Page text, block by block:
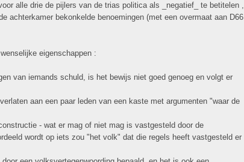
alle drie de pijlers van de trias politica als _negatief_ te betitelen ,
achterkamer bekonkelde benoemingen (met een overmaat aan D66
eigenschappen :
van iemands schuld, is het bewijs niet goed genoeg en volgt er
aan een paar leden van een kaste met argumenten "waar de
- wat er mag of niet mag is vastgesteld door de
wordt op iets zou "het volk" dat die regels heeft vastgesteld er